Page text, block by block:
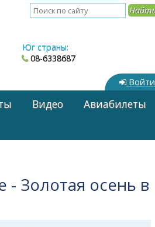
Юг страны:
08-6338687
Войти
Видео
Авиабилеты
- Золотая осень в